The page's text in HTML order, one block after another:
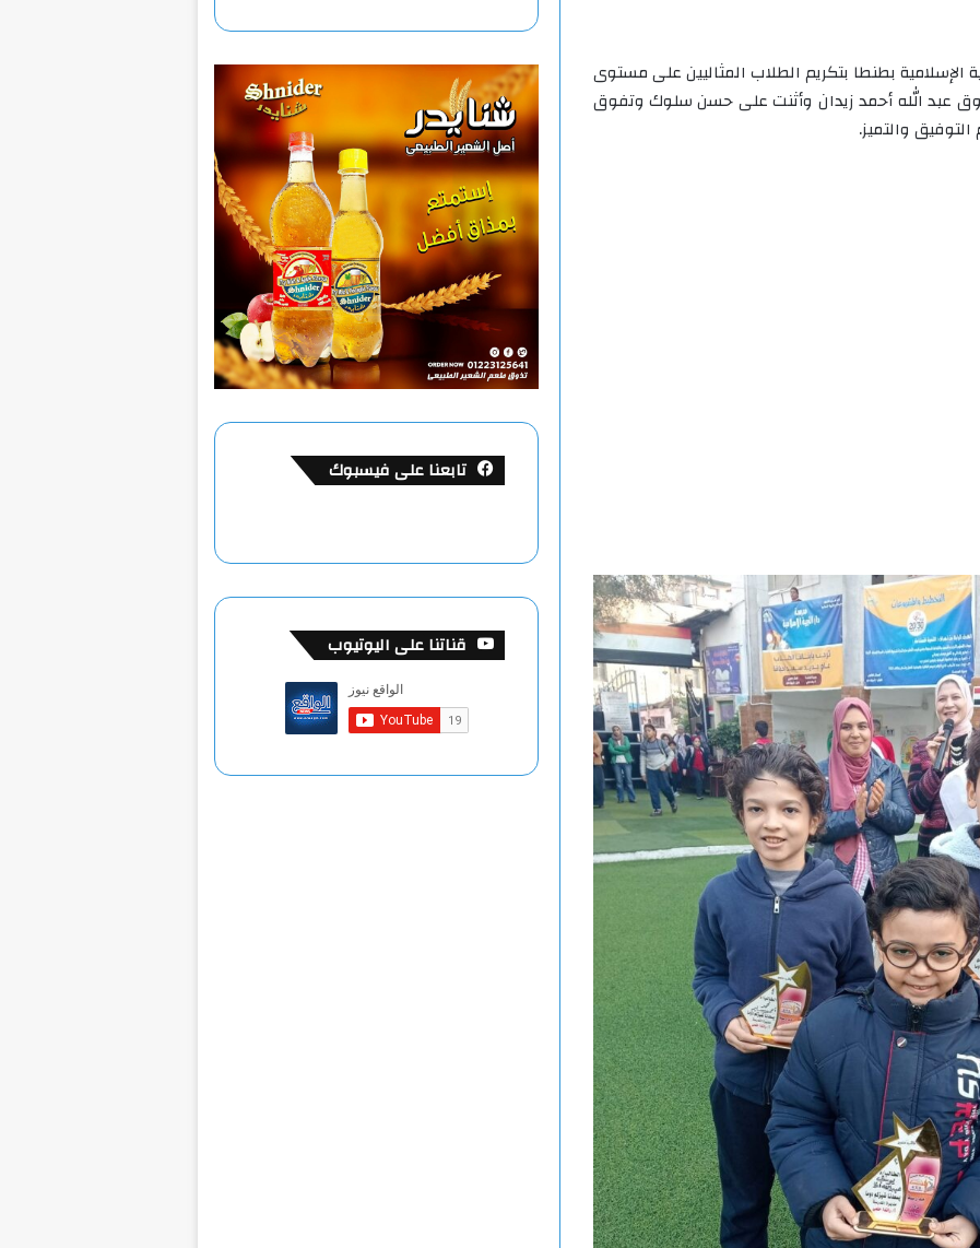
الإسلامية بطنطا بتكريم الطلاب المثاليين على مستوى
عبد الله أحمد زيدان وأثنت على حسن سلوك وتفوق
والتميز.
تابعنا على فيسبوك
قناتنا على اليوتيوب